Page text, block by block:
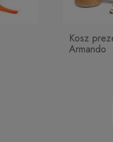
Kosz
Armando